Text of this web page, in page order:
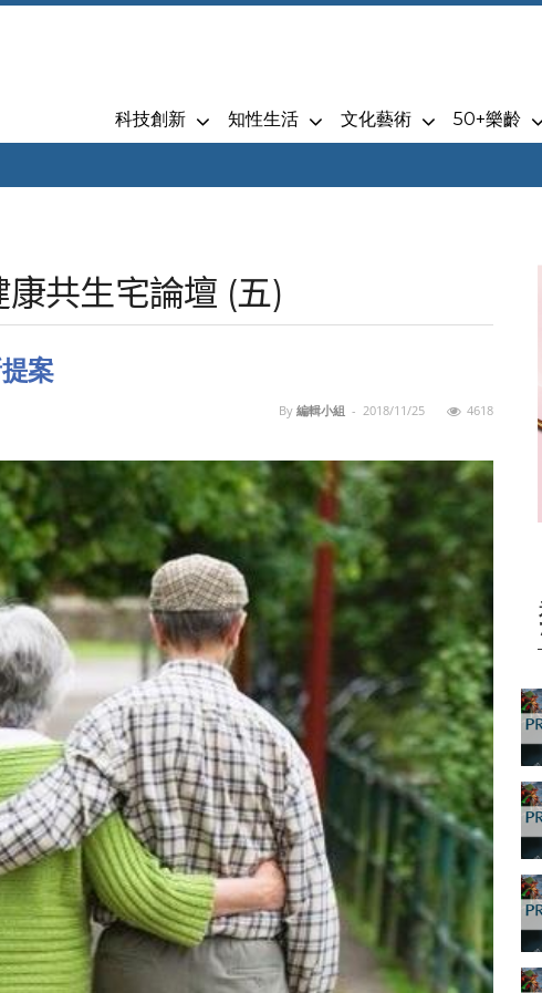
科技創新 知性生活 文化藝術 50+樂齡
共生宅論壇 (五)
案
By 編輯小組 - 2018/11/25 4618